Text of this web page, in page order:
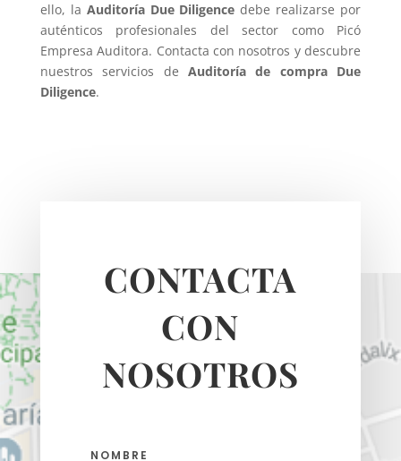
ello, la Auditoría Due Diligence debe realizarse por
auténticos profesionales del sector como Picó
Empresa Auditora. Contacta con nosotros y descubre
nuestros servicios de Auditoría de compra Due
Diligence.
CONTACTA
CON
NOSOTROS